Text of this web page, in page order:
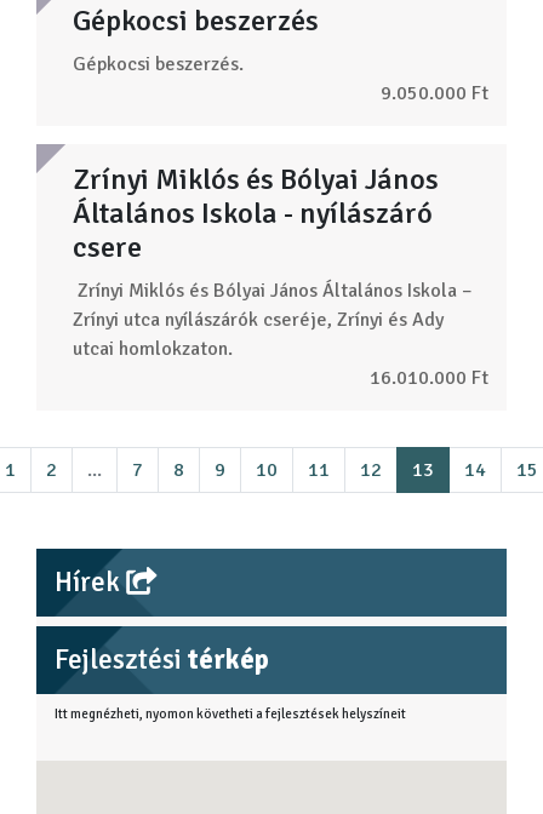
Gépkocsi beszerzés
Gépkocsi beszerzés.
9.050.000 Ft
Zrínyi Miklós és Bólyai János
Általános Iskola - nyílászáró
csere
Zrínyi Miklós és Bólyai János Általános Iskola –
Zrínyi utca nyílászárók cseréje, Zrínyi és Ady
utcai homlokzaton.
16.010.000 Ft
1 2 ... 7 8 9 10 11 12 13 14 15
Hírek
Fejlesztési térkép
Itt megnézheti, nyomon követheti a fejlesztések helyszíneit